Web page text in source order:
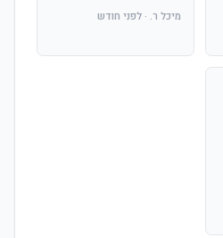
מיכל ר. · לפני חודש